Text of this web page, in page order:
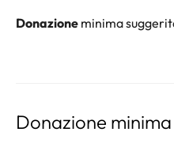
Donazione minima
Donazione